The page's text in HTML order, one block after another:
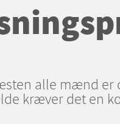
alle mænd er
kræver det en